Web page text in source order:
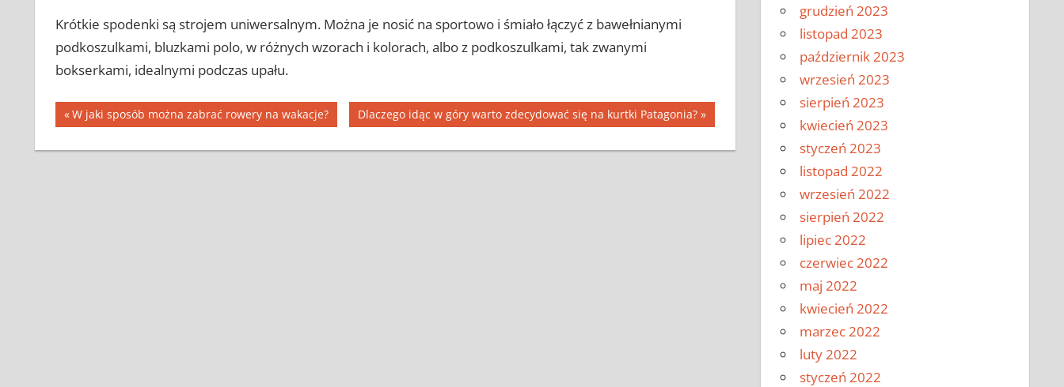
Krótkie spodenki są strojem uniwersalnym. Można je nosić na sportowo i śmiało łączyć z bawełnianymi
podkoszulkami, bluzkami polo, w różnych wzorach i kolorach, albo z podkoszulkami, tak zwanymi
bokserkami, idealnymi podczas upału.
Nawigacja
wpisu
Previous
Post:
W jaki sposób można zabrać rowery na wakacje?
Next
Post:
Dlaczego idąc w góry warto zdecydować się na kurtki Patagonia?
grudzień 2023
listopad 2023
październik 2023
wrzesień 2023
sierpień 2023
kwiecień 2023
styczeń 2023
listopad 2022
wrzesień 2022
sierpień 2022
lipiec 2022
czerwiec 2022
maj 2022
kwiecień 2022
marzec 2022
luty 2022
styczeń 2022